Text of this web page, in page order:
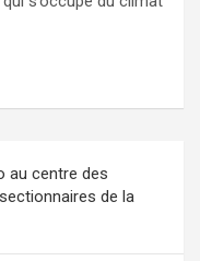
au centre des
de la